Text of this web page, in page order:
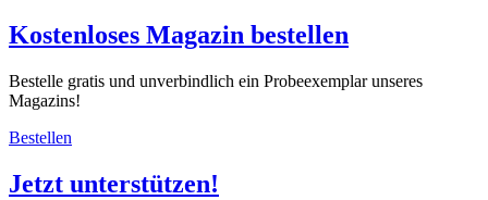
Kostenloses Magazin bestellen
Bestelle gratis und unverbindlich ein Probeexemplar unseres
Magazins!
Bestellen
Jetzt unterstützen!